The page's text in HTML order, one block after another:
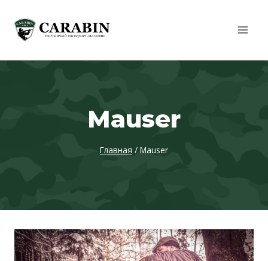
Mauser
Главная / Mauser